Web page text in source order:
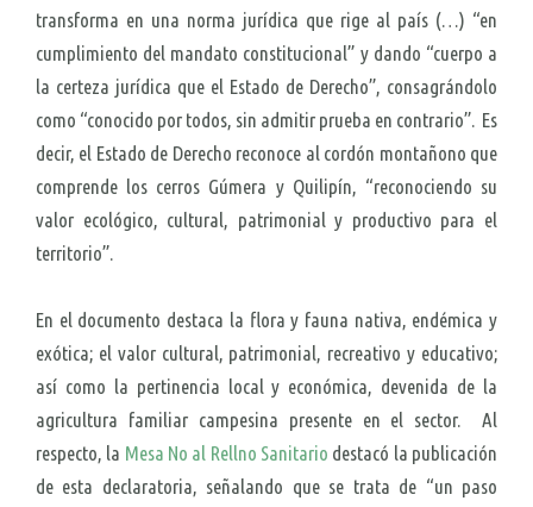
transforma en una norma jurídica que rige al país (…) “en
cumplimiento del mandato constitucional” y dando “cuerpo a
la certeza jurídica que el Estado de Derecho”, consagrándolo
como “conocido por todos, sin admitir prueba en contrario”. Es
decir, el Estado de Derecho reconoce al cordón montañono que
comprende los cerros Gúmera y Quilipín, “reconociendo su
valor ecológico, cultural, patrimonial y productivo para el
territorio”.
En el documento destaca la flora y fauna nativa, endémica y
exótica; el valor cultural, patrimonial, recreativo y educativo;
así como la pertinencia local y económica, devenida de la
agricultura familiar campesina presente en el sector. Al
respecto, la Mesa No al Rellno Sanitario destacó la publicación
de esta declaratoria, señalando que se trata de “un paso